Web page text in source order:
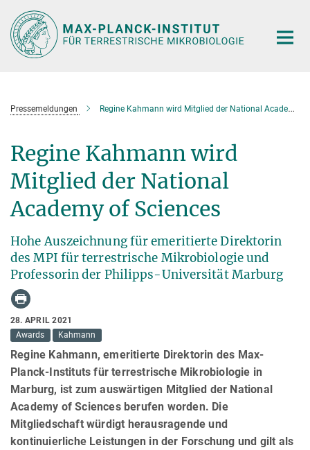
Hauptinhalt
Pressemeldungen Regine Kahmann wird Mitglied der National Academy of Sciences
Regine Kahmann wird
Mitglied der National
Academy of Sciences
Hohe Auszeichnung für emeritierte Direktorin
des MPI für terrestrische Mikrobiologie und
Professorin der Philipps-Universität Marburg
28. APRIL 2021
Awards
Kahmann
Regine Kahmann, emeritierte Direktorin des Max-
Planck-Instituts für terrestrische Mikrobiologie in
Marburg, ist zum auswärtigen Mitglied der National
Academy of Sciences berufen worden. Die
Mitgliedschaft würdigt herausragende und
kontinuierliche Leistungen in der Forschung und gilt als